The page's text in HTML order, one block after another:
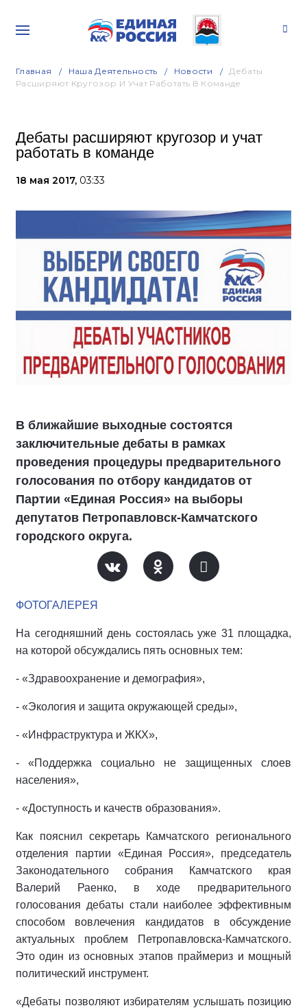
Главная Наша Деятельность Новости
Дебаты
Расширяют Кругозор И Учат Работать В Команде
Дебаты расширяют кругозор и учат
работать в команде
18 мая 2017, 03:33
В ближайшие выходные состоятся
заключительные дебаты в рамках
проведения процедуры предварительного
голосования по отбору кандидатов от
Партии «Единая Россия» на выборы
депутатов Петропавловск-Камчатского
городского округа.
ФОТОГАЛЕРЕЯ
На сегодняшний день состоялась уже 31 площадка,
на которой обсуждались пять основных тем:
- «Здравоохранение и демография»,
- «Экология и защита окружающей среды»,
- «Инфраструктура и ЖКХ»,
- «Поддержка социально не защищенных слоев
населения»,
- «Доступность и качеств образования».
Как пояснил секретарь Камчатского регионального
отделения партии «Единая Россия», председатель
Законодательного собрания Камчатского края
Валерий Раенко, в ходе предварительного
голосования дебаты стали наиболее эффективным
способом вовлечения кандидатов в обсуждение
актуальных проблем Петропавловска-Камчатского.
Это один из основных этапов праймериз и мощный
политический инструмент.
«Дебаты позволяют избирателям услышать позицию